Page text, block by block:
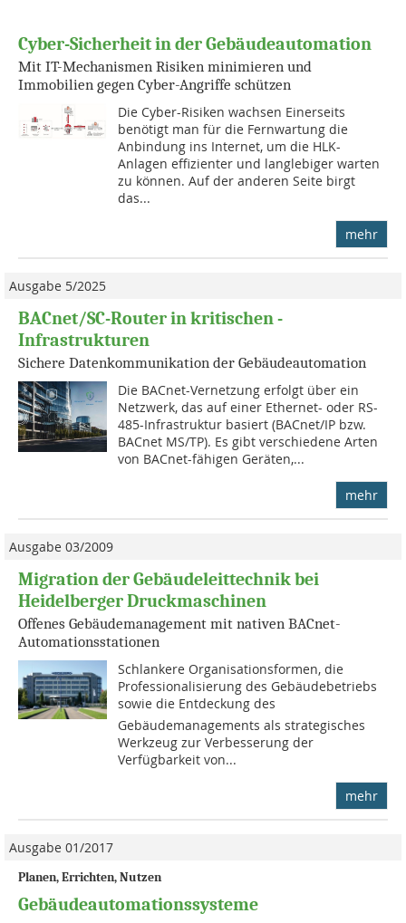
Cyber-Sicherheit in der Gebäudeautomation
Mit IT-Mechanismen Risiken minimieren und
Immobilien gegen Cyber-Angriffe schützen
Die Cyber-Risiken wachsen Einerseits
benötigt man für die Fernwartung die
Anbindung ins Internet, um die HLK-
Anlagen effizienter und langlebiger warten
zu können. Auf der anderen Seite birgt
das...
mehr
Ausgabe 5/2025
BACnet/SC-Router in kritischen ­
Infrastrukturen
Sichere Datenkommunikation der Gebäudeautomation
Die BACnet-Vernetzung erfolgt über ein
Netzwerk, das auf einer Ethernet- oder RS-
485-Infrastruktur basiert (BACnet/IP bzw.
BACnet MS/TP). Es gibt verschiedene Arten
von BACnet-fähigen Geräten,...
mehr
Ausgabe 03/2009
Migration der Gebäudeleittechnik bei
Heidelberger Druckmaschinen
Offenes Gebäudemanagement mit nativen BACnet-
Automa­tionsstationen
Schlankere Organisationsformen, die
Professionalisierung des Gebäudebetriebs
sowie die Entdeckung des
Gebäudemanagements als strategisches
Werkzeug zur Verbesserung der
Verfügbarkeit von...
mehr
Ausgabe 01/2017
Planen, Errichten, Nutzen
Gebäudeautomationssysteme